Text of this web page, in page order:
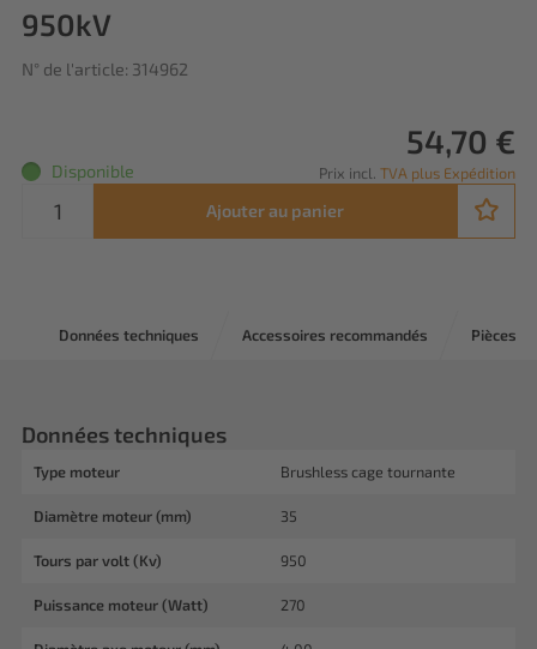
950kV
N° de l'article: 314962
54,70 €
Prix incl. TVA plus Expédition
Disponible
Ajouter au panier
Données techniques Accessoires recommandés Pièces
Données techniques
Type moteur Brushless cage tournante
Diamètre moteur (mm) 35
Tours par volt (Kv) 950
Puissance moteur (Watt) 270